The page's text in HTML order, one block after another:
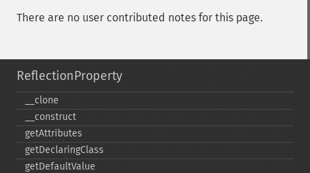
There are no user contributed notes for this page.
ReflectionProperty
_​_​clone
_​_​construct
getAttributes
getDeclaringClass
getDefaultValue